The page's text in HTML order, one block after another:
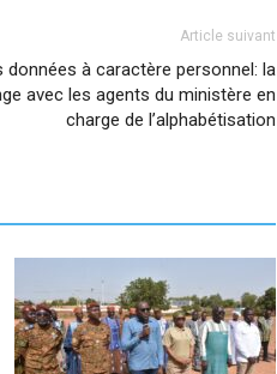
Article suivant
données à caractère personnel: la
avec les agents du ministère en
charge de l’alphabétisation